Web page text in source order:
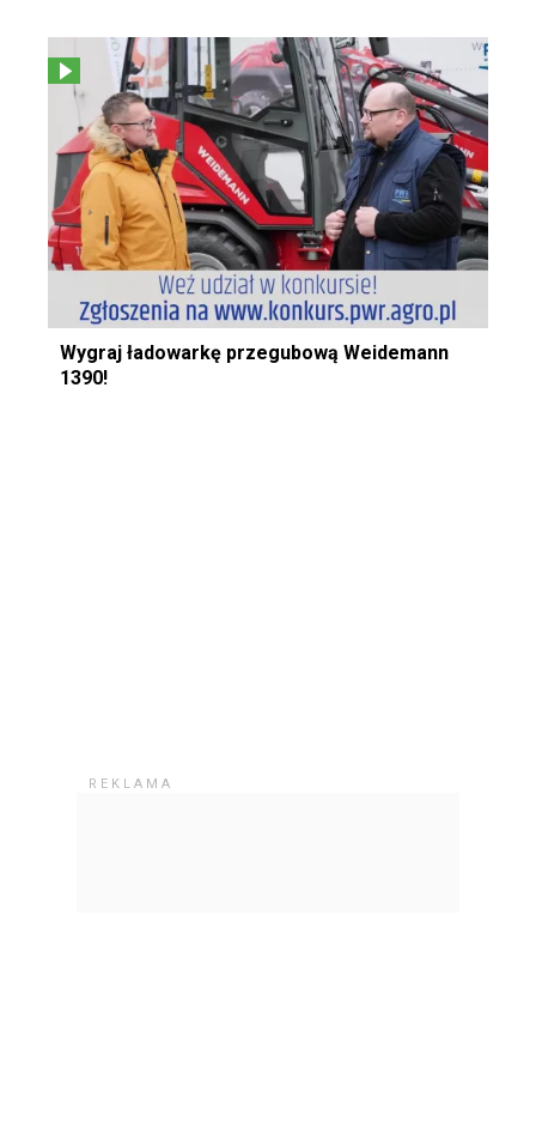
Wygraj ładowarkę przegubową Weidemann
1390!